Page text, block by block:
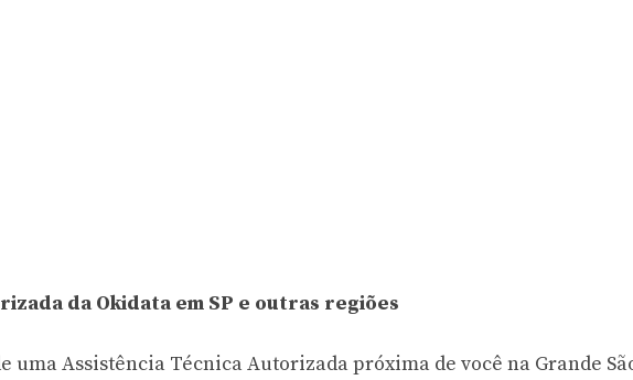
da Okidata em SP e outras regiões
uma Assistência Técnica Autorizada próxima de você na Grande